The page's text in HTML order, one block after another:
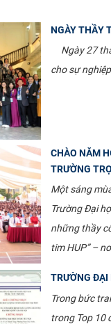
NGÀY THẦY
Ngày 27
cho sự
CHÀO NĂM
TRƯỜNG
Một sáng
Trường Đại
những thầy
tim HUP” –
TRƯỜNG ĐẠI
Trong bức
trong Top 10